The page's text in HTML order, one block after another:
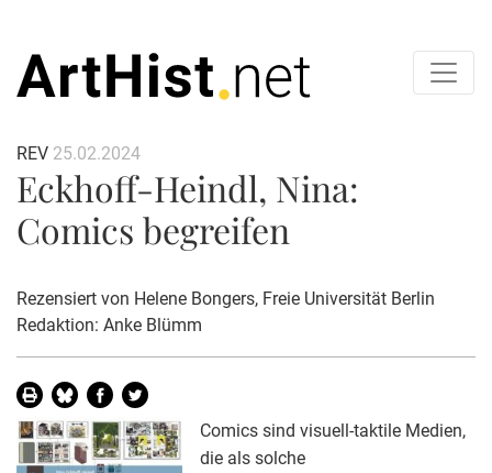
REV 25.02.2024
Eckhoff-Heindl, Nina:
Comics begreifen
Rezensiert von Helene Bongers, Freie Universität Berlin
Redaktion: Anke Blümm
Comics sind visuell-taktile Medien,
die als solche